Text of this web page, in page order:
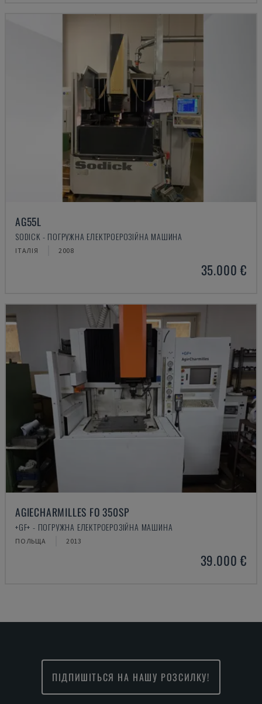
AG55L
SODICK - ПОГРУЖНА ЕЛЕКТРОЕРОЗІЙНА МАШИНА
ІТАЛІЯ 2008
35.000 €
AGIECHARMILLES FO 350SP
+GF+ - ПОГРУЖНА ЕЛЕКТРОЕРОЗІЙНА МАШИНА
ПОЛЬЩА 2013
39.000 €
ПІДПИШІТЬСЯ НА НАШУ РОЗСИЛКУ!